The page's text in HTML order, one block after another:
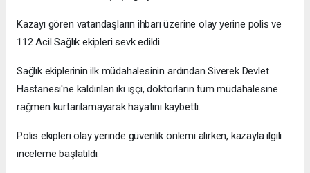
Kazayı gören vatandaşların ihbarı üzerine olay yerine polis ve
112 Acil Sağlık ekipleri sevk edildi.
Sağlık ekiplerinin ilk müdahalesinin ardından Siverek Devlet
Hastanesi'ne kaldırılan iki işçi, doktorların tüm müdahalesine
rağmen kurtarılamayarak hayatını kaybetti.
Polis ekipleri olay yerinde güvenlik önlemi alırken, kazayla ilgili
inceleme başlatıldı.